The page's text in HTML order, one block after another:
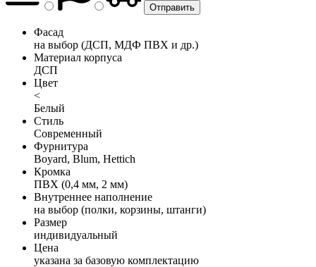
Фасад
на выбор (ДСП, МДФ ПВХ и др.)
Материал корпуса
ДСП
Цвет
<
Белый
Стиль
Современный
Фурнитура
Boyard, Blum, Hettich
Кромка
ПВХ (0,4 мм, 2 мм)
Внутреннее наполнение
на выбор (полки, корзины, штанги)
Размер
индивидуальный
Цена
указана за базовую комплектацию